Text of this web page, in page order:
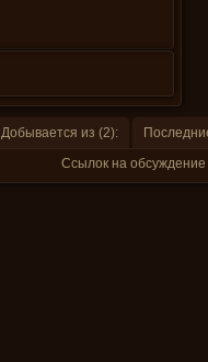
Добывается из (2):
Ссылок на